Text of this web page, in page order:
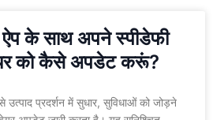
ऐप के साथ अपने स्पीडेफी
को कैसे अपडेट करूं?
उत्पाद प्रदर्शन में सुधार, सुविधाओं को जोड़ने